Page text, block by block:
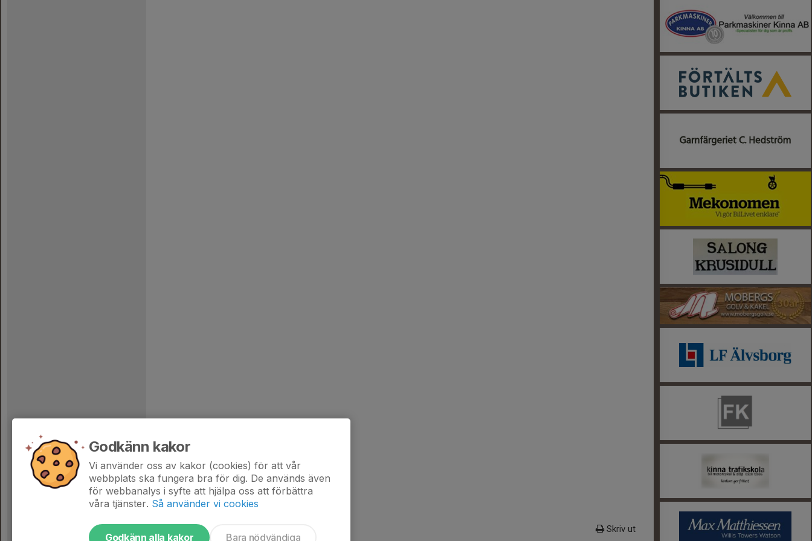
Skriv ut
Godkänn kakor
Vi använder oss av kakor (cookies) för att vår
webbplats ska fungera bra för dig. De används även
för webbanalys i syfte att hjälpa oss att förbättra
våra tjänster. Så använder vi cookies
Godkänn alla kakor Bara nödvändiga